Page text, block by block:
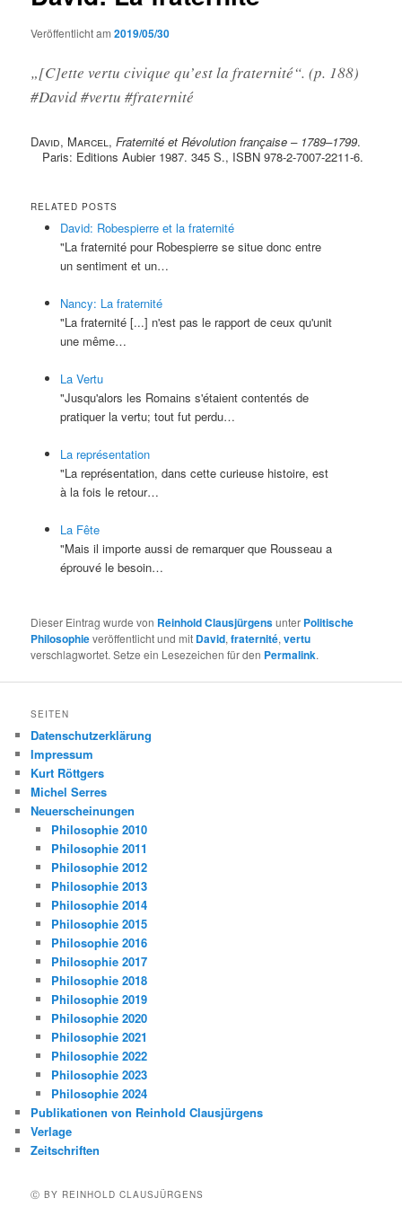
Veröffentlicht am2019/05/30
„[C]ette vertu civique qu’est la fraternité“. (p. 188)
#David #vertu #fraternité
David, Marcel ,Fraternité et Révolution française – 1789–1799.
Paris: Editions Aubier 1987. 345 S., ISBN 978-2-7007-2211-6.
RELATED POSTS
David: Robespierre et la fraternité
"La fraternité pour Robespierre se situe donc entre
un sentiment et un…
Nancy: La fraternité
"La fraternité [...] n'est pas le rapport de ceux qu'unit
une même…
La Vertu
"Jusqu'alors les Romains s'étaient contentés de
pratiquer la vertu; tout fut perdu…
La représentation
"La représentation, dans cette curieuse histoire, est
à la fois le retour…
La Fête
"Mais il importe aussi de remarquer que Rousseau a
éprouvé le besoin…
Dieser Eintrag wurde von Reinhold Clausjürgensunter Politische
Philosophieveröffentlicht und mit David,fraternité,vertu
verschlagwortet. Setze ein Lesezeichen für den Permalink.
SEITEN
Datenschutzerklärung
Impressum
Kurt Röttgers
Michel Serres
Neuerscheinungen
Philosophie 2010
Philosophie 2011
Philosophie 2012
Philosophie 2013
Philosophie 2014
Philosophie 2015
Philosophie 2016
Philosophie 2017
Philosophie 2018
Philosophie 2019
Philosophie 2020
Philosophie 2021
Philosophie 2022
Philosophie 2023
Philosophie 2024
Publikationen von Reinhold Clausjürgens
Verlage
Zeitschriften
Ⓒ BY REINHOLD CLAUSJÜRGENS